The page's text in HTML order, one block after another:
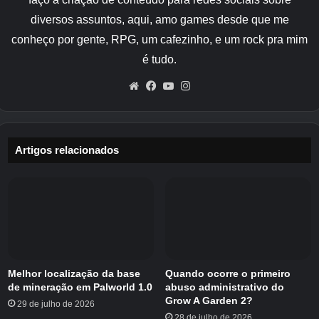
colecionáveis ​​enquanto joga, mas não
almejando 100%, também pode esperar
terminar o jogo em 10 a 15 horas.
Se você estiver procurando por algo específico,
sinta-se à vontade para pular para nossas
Capcom/Eurogamer
diversos assuntos, aqui, amo games desde que me
conheço por gente, RPG, um cafezinho, e um rock pra mim
é tudo.
WebsiteFacebook
YouTube
Artigos relacionados
Melhor localização da base
de mineração em Palworld 1.0
29 de julho de 2026
Quando ocorre o primeiro
abuso administrativo do
Grow A Garden 2?